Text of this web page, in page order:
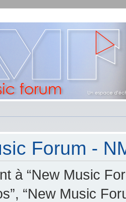
Forum -
à “New Music
“New Music